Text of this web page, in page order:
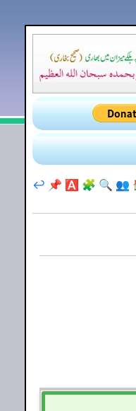
👥
🔍
🧩
🅰️
📌
↩️